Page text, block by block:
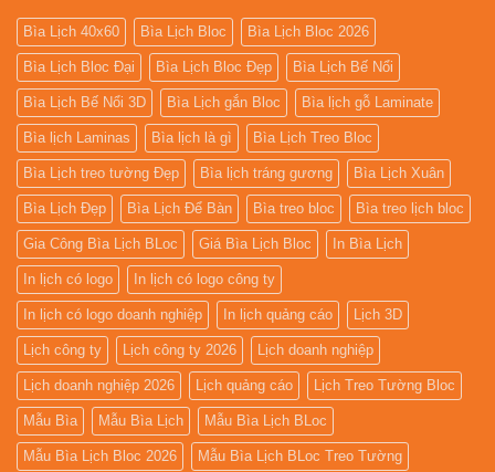
Bìa Lịch 40x60 Bìa Lịch Bloc Bìa Lịch Bloc 2026
Bìa Lịch Bloc Đại Bìa Lịch Bloc Đẹp Bìa Lịch Bế Nổi
Bìa Lịch Bế Nổi 3D Bìa Lịch gắn Bloc Bìa lịch gỗ Laminate
Bìa lịch Laminas Bìa lịch là gì Bìa Lịch Treo Bloc
Bìa Lịch treo tường Đẹp Bìa lịch tráng gương Bìa Lịch Xuân
Bìa Lịch Đẹp Bìa Lịch Để Bàn Bìa treo bloc Bìa treo lịch bloc
Gia Công Bìa Lịch BLoc Giá Bìa Lịch Bloc In Bìa Lịch
In lịch có logo In lịch có logo công ty
In lịch có logo doanh nghiệp In lịch quảng cáo Lịch 3D
Lịch công ty Lịch công ty 2026 Lịch doanh nghiệp
Lịch doanh nghiệp 2026 Lịch quảng cáo Lịch Treo Tường Bloc
Mẫu Bìa Mẫu Bìa Lịch Mẫu Bìa Lịch BLoc
Mẫu Bìa Lịch Bloc 2026 Mẫu Bìa Lịch BLoc Treo Tường